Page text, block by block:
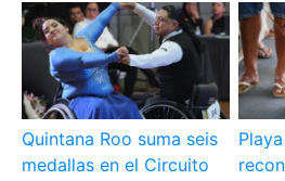
Quintana Roo suma seis
medallas en el Circuito